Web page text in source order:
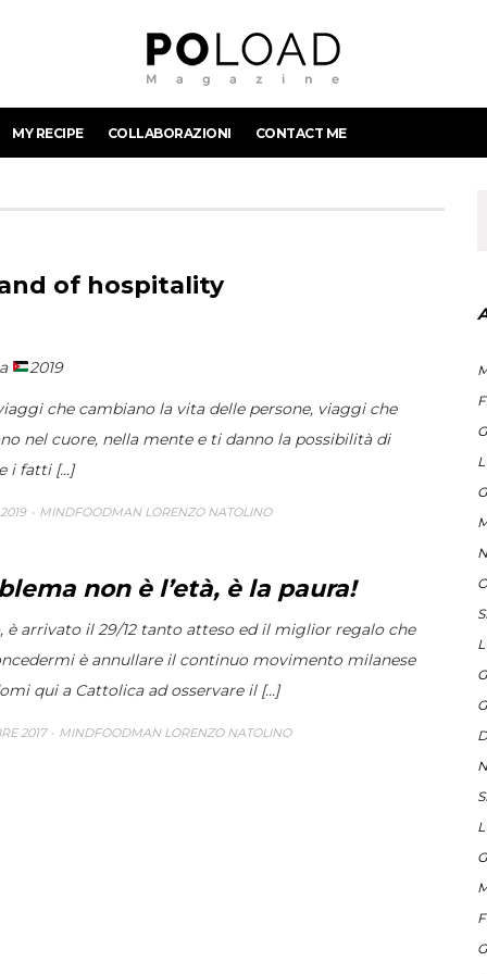
MY RECIPE COLLABORAZIONI CONTACT ME
of hospitality
2019
che cambiano la vita delle persone, viaggi che
nel cuore, nella mente e ti danno la possibilità di
i fatti [...]
MINDFOODMAN LORENZO NATOLINO
non è l’età, è la paura!
è arrivato il 29/12 tanto atteso ed il miglior regalo che
è annullare il continuo movimento milanese
qui a Cattolica ad osservare il [...]
2017 MINDFOODMAN LORENZO NATOLINO